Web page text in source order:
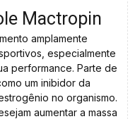
Mactropin
amplamente
especialmente
performance. Parte de
um inibidor da
no organismo.
aumentar a massa